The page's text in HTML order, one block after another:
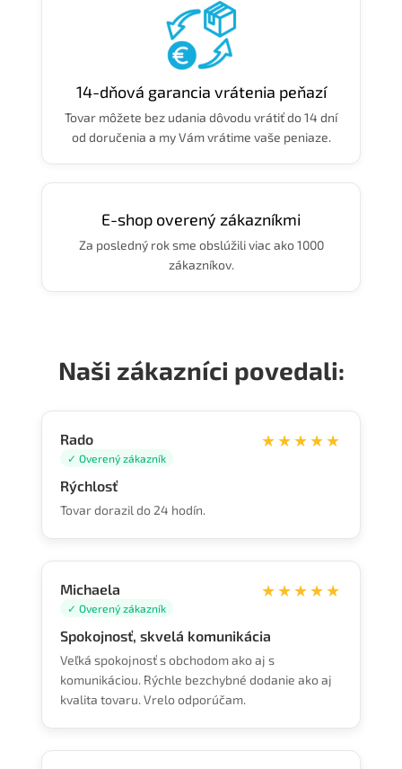
14-dňová garancia vrátenia peňazí
Tovar môžete bez udania dôvodu vrátiť do 14 dní
od doručenia a my Vám vrátime vaše peniaze.
E-shop overený zákazníkmi
Za posledný rok sme obslúžili viac ako 1000
zákazníkov.
Naši zákazníci povedali:
Rado
✓ Overený zákazník
★★★★★
Rýchlosť
Tovar dorazil do 24 hodín.
Michaela
✓ Overený zákazník
★★★★★
Spokojnosť, skvelá komunikácia
Veľká spokojnosť s obchodom ako aj s
komunikáciou. Rýchle bezchybné dodanie ako aj
kvalita tovaru. Vrelo odporúčam.